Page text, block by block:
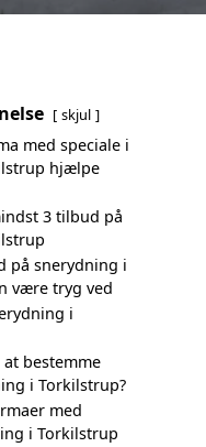
skjul
med speciale i
hjælpe
3 tilbud på
på snerydning i
være tryg ved
i
bestemme
i Torkilstrup?
med
i Torkilstrup